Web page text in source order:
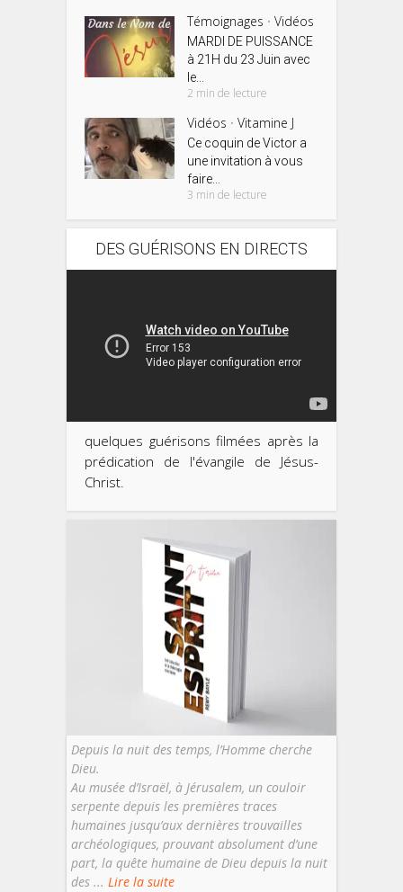
Témoignages • Vidéos
MARDI DE PUISSANCE
à 21H du 23 Juin avec
le...
2 min de lecture
Vidéos • Vitamine J
Ce coquin de Victor a
une invitation à vous
faire...
3 min de lecture
DES GUÉRISONS EN DIRECTS
quelques guérisons filmées après la
prédication de l'évangile de Jésus-
Christ.
Depuis la nuit des temps, l’Homme cherche
Dieu.
Au musée d’Israël, à Jérusalem, un couloir
serpente depuis les premières traces
humaines jusqu’aux dernières trouvailles
archéologiques, prouvant absolument d’une
part, la quête humaine de Dieu depuis la nuit
des ... Lire la suite